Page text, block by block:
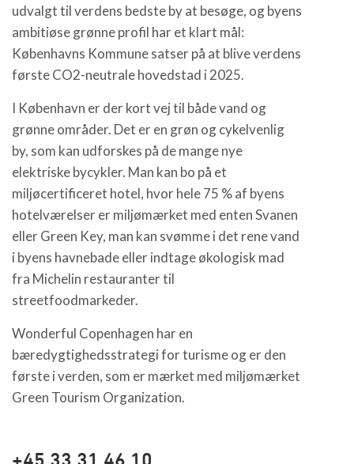
udvalgt til verdens bedste by at besøge, og byens
ambitiøse grønne profil har et klart mål:
Københavns Kommune satser på at blive verdens
første CO2-neutrale hovedstad i 2025.
I København er der kort vej til både vand og
grønne områder. Det er en grøn og cykelvenlig
by, som kan udforskes på de mange nye
elektriske bycykler. Man kan bo på et
miljøcertificeret hotel, hvor hele 75 % af byens
hotelværelser er miljømærket med enten Svanen
eller Green Key, man kan svømme i det rene vand
i byens havnebade eller indtage økologisk mad
fra Michelin restauranter til
streetfoodmarkeder.
Wonderful Copenhagen har en
bæredygtighedsstrategi for turisme og er den
første i verden, som er mærket med miljømærket
Green Tourism Organization.
+45 33 31 46 10